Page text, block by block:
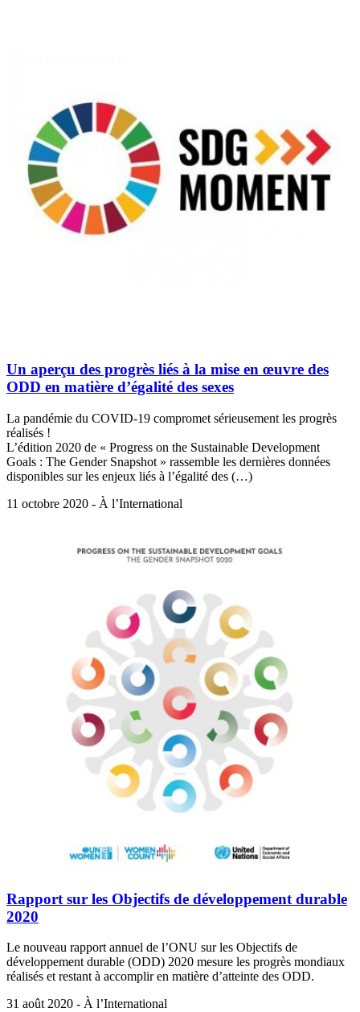
Un aperçu des progrès liés à la mise en œuvre des
ODD en matière d’égalité des sexes
La pandémie du COVID-19 compromet sérieusement les progrès
réalisés !
L’édition 2020 de « Progress on the Sustainable Development
Goals : The Gender Snapshot » rassemble les dernières données
disponibles sur les enjeux liés à l’égalité des (…)
11 octobre 2020 - À l’International
Rapport sur les Objectifs de développement durable
2020
Le nouveau rapport annuel de l’ONU sur les Objectifs de
développement durable (ODD) 2020 mesure les progrès mondiaux
réalisés et restant à accomplir en matière d’atteinte des ODD.
31 août 2020 - À l’International